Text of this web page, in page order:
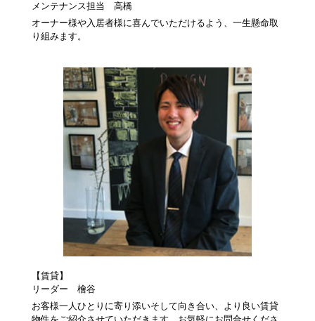
メンテナンス担当 高橋
オーナー様や入居者様に喜んでいただけるよう、一生懸命取
り組みます。
【賃貸】
リーダー 檜谷
お客様一人ひとりに寄り添いそして向き合い、より良い賃貸